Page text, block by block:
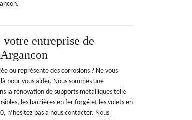
entreprise de
ou représente des corrosions ? Ne vous
pour vous aider. Nous sommes une
la rénovation de supports métalliques telle
les barrières en fer forgé et les volets en
n’hésitez pas à nous contacter. Nous